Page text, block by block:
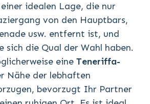
idealen Lage, die nur
von den Hauptbars,
usw. entfernt ist, und
sich die Qual der Wahl haben.
eine Teneriffa-
Nähe der lebhaften
bevorzugt Ihr Partner